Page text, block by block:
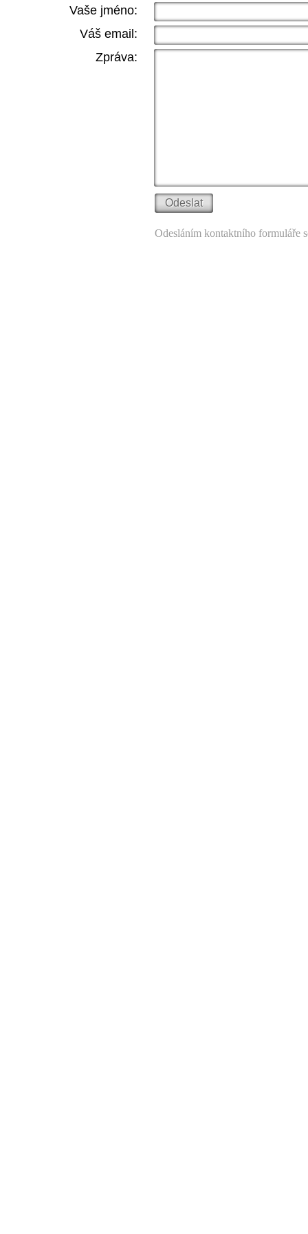
Vaše jméno:
Váš email:
Zpráva:
Odesláním kontaktního formuláře